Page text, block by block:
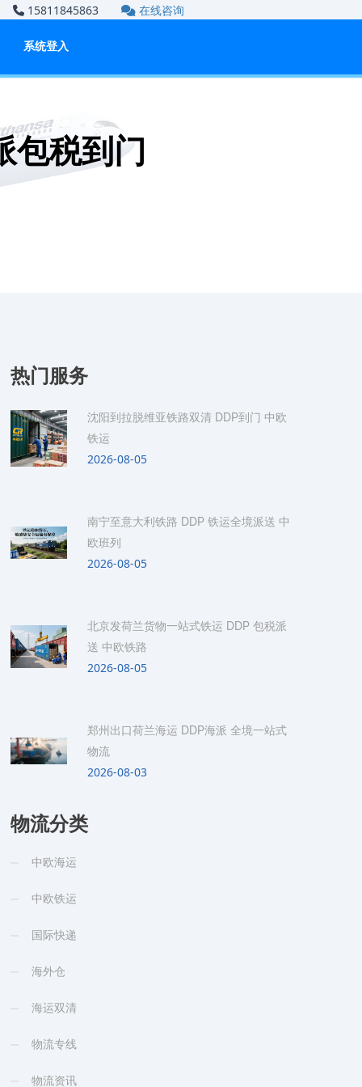
15811845863 在线咨询
系统登入
包税到门
热门服务
沈阳到拉脱维亚铁路双清 DDP到门 中欧
铁运
2026-08-05
南宁至意大利铁路 DDP 铁运全境派送 中
欧班列
2026-08-05
北京发荷兰货物一站式铁运 DDP 包税派
送 中欧铁路
2026-08-05
郑州出口荷兰海运 DDP海派 全境一站式
物流
2026-08-03
物流分类
中欧海运
中欧铁运
国际快递
海外仓
海运双清
物流专线
物流资讯